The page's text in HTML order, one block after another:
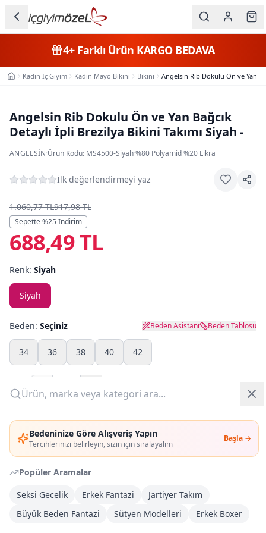
Bedeninize Göre Alışveriş Yapın
Tercihlerinizi belirleyin, sizin için sıralayalım
Başla →
Popüler Aramalar
Seksi Gecelik
Erkek Fantazi
Jartiyer Takım
Büyük Beden Fantazi
Sütyen Modelleri Erkek Boxer
Kategorileri
Erkek
Çocuk
Beden
Markalar
Plaj & Mayo
Yazlık Pijama
Yeni Gelenler
Giriş Yap
Üye Ol
4+Farklı Ürün KARGO BEDAVA
Ana SayfaKadın İç Giyim Kadın Mayo Bikini Bikini Angelsin Rib Dokulu Ön ve Yan
Angelsin Rib Dokulu Ön ve Yan Bağcık
Detaylı İpli Brezilya Bikini Takımı Siyah -
ANGELSIN·Ürün Kodu: MS4500-Siyah·%80 Polyamid %20 Likra
İlk değerlendirmeyi yaz
1.060,77 TL917,98 TL
Sepette %25 İndirim
688,49 TL
Renk: Siyah
Siyah
Beden: Seçiniz Beden Asistanı Beden Tablosu
34 36 38 40 42
Adet:
Sepete Ekle
Şimdi Al
DHL Kargoya Teslim